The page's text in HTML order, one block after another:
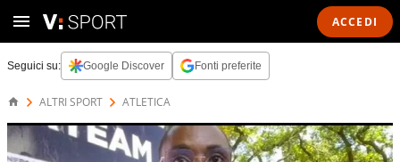
ACCEDI
Seguici su: Google Discover Fonti preferite
ALTRI SPORT ATLETICA